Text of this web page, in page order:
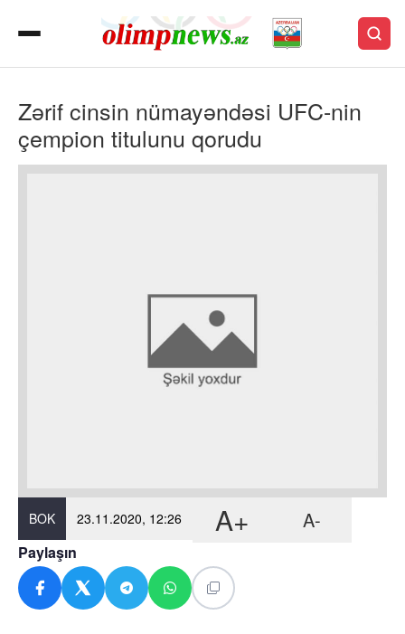
Zərif cinsin nümayəndəsi UFC-nin
çempion titulunu qorudu
BOK 23.11.2020, 12:26 A+ A-
Paylaşın